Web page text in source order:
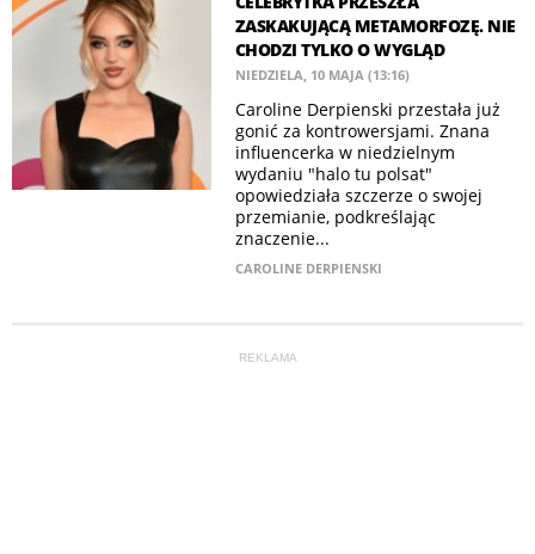
ZASKAKUJĄCĄ METAMORFOZĘ. NIE
CHODZI TYLKO O WYGLĄD
NIEDZIELA, 10 MAJA (13:16)
Caroline Derpienski przestała już
gonić za kontrowersjami. Znana
influencerka w niedzielnym
wydaniu "halo tu polsat"
opowiedziała szczerze o swojej
przemianie, podkreślając
znaczenie...
CAROLINE DERPIENSKI
REKLAMA